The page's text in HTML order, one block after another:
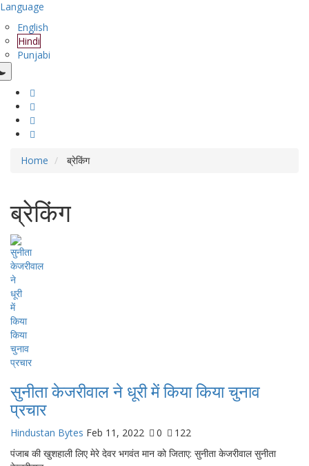
Language
English
Hindi
Punjabi
Home ब्रेकिंग
ब्रेकिंग
सुनीता केजरीवाल ने धूरी में किया किया चुनाव
प्रचार
Hindustan Bytes Feb 11, 2022 0
122
पंजाब की खुशहाली लिए मेरे देवर भगवंत मान को जिताए: सुनीता केजरीवाल सुनीता